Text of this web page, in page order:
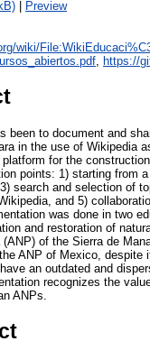
| Preview
wiki/
https://
been to document and
in the use of Wikipedia
for the
points: 1) starting from
search and selection of
and 5)
was done in two
and restoration of
of the Sierra de
ANP of Mexico,
an outdated and
recognizes the
ANPs.